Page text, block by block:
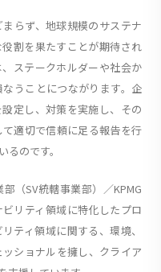
らず、地球規模のサステナ
割を果たすことが期待され
ステークホルダーや社会か
うことにつながります。企
定し、対策を実施し、その
適切で信頼に足る報告を行
のです。
（SV統轄事業部）／KPMG
リティ領域に特化したプロ
ティ領域に関する、環境、
ショナルを擁し、クライア